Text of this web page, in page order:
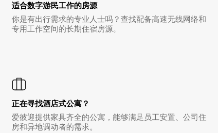
适合数字游民工作的房源
你是有出行需求的专业人士吗？查找配备高速无线网络和
专用工作空间的长期住宿房源。
正在寻找酒店式公寓？
爱彼迎提供家具齐全的公寓，能够满足员工安置、公司住
房和异地调动者的需求。